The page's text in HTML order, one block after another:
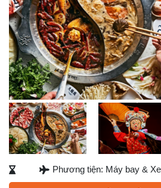
Previous
Phương tiện: Máy bay & Xe